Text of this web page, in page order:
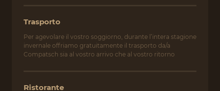
Trasporto
Per agevolare il vostro soggiorno, durante l’intera stagione
invernale offriamo gratuitamente il trasporto da/a
Compatsch sia al vostro arrivo che al vostro ritorno
Ristorante